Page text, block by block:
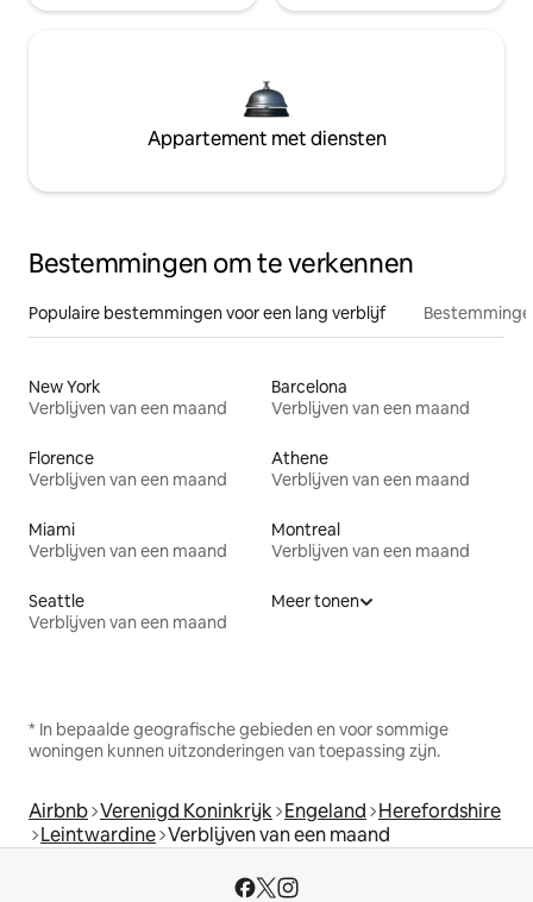
Appartement met diensten
Bestemmingen om te verkennen
Populaire bestemmingen voor een lang verblijf
New York
Verblijven van een maand
Barcelona
Verblijven van een maand
Florence
Verblijven van een maand
Athene
Verblijven van een maand
Miami
Verblijven van een maand
Montreal
Verblijven van een maand
Seattle
Verblijven van een maand
Meer tonen
* In bepaalde geografische gebieden en voor sommige
woningen kunnen uitzonderingen van toepassing zijn.
Airbnb Verenigd Koninkrijk Engeland Herefordshire
Leintwardine Verblijven van een maand